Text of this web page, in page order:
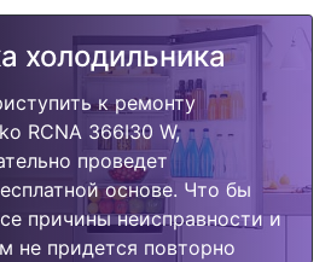
и недорого.
холодильника
к ремонту
RCNA 366I30 W,
проведет
основе. Что бы
причины неисправности и
не придется повторно